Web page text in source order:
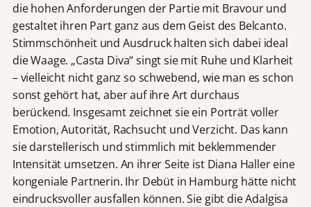
die hohen Anforderungen der Partie mit Bravour und
gestaltet ihren Part ganz aus dem Geist des Belcanto.
Stimmschönheit und Ausdruck halten sich dabei ideal
die Waage. „Casta Diva“ singt sie mit Ruhe und Klarheit
– vielleicht nicht ganz so schwebend, wie man es schon
sonst gehört hat, aber auf ihre Art durchaus
berückend. Insgesamt zeichnet sie ein Porträt voller
Emotion, Autorität, Rachsucht und Verzicht. Das kann
sie darstellerisch und stimmlich mit beklemmender
Intensität umsetzen. An ihrer Seite ist Diana Haller eine
kongeniale Partnerin. Ihr Debüt in Hamburg hätte nicht
eindrucksvoller ausfallen können. Sie gibt die Adalgisa